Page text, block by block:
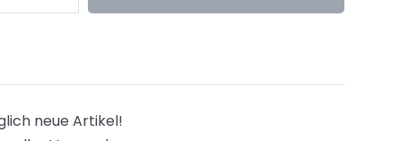
neue Artikel!